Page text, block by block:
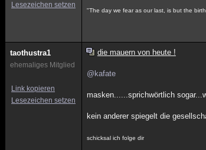
Lesezeichen setzen
"The day we fear as our last, is but the
taothustra1
ehemaliges Mitglied
Link kopieren
Lesezeichen setzen
die mauern von heute !
@kafate
masken......sprichwörtlich
kein anderer spiegelt die
schicksal ich folge dir